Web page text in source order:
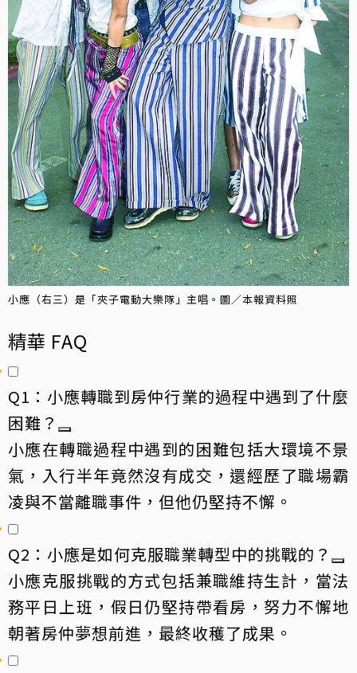
小應（右三）是「夾子電動大樂隊」主唱。圖／本報資料照
精華 FAQ
Q1：小應轉職到房仲行業的過程中遇到了什麼
困難？
小應在轉職過程中遇到的困難包括大環境不景
氣，入行半年竟然沒有成交，還經歷了職場霸
凌與不當離職事件，但他仍堅持不懈。
Q2：小應是如何克服職業轉型中的挑戰的？
小應克服挑戰的方式包括兼職維持生計，當法
務平日上班，假日仍堅持帶看房，努力不懈地
朝著房仲夢想前進，最終收穫了成果。